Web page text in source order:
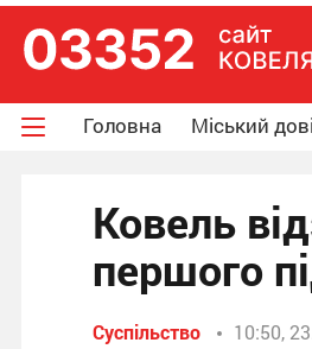
Головна Міський
Ковель
першого
Суспільство 10:50,